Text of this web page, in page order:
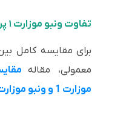
تفاوت ونبو موزارت ۱ پرو با مدل‌های قبلی
معمولی، مقاله
موزارت 1 و ونبو موزارت 1 پرو